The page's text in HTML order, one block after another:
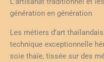
génération en génération
Les métiers d'art
technique exceptionnelle
soie thaïe, tissée sur des